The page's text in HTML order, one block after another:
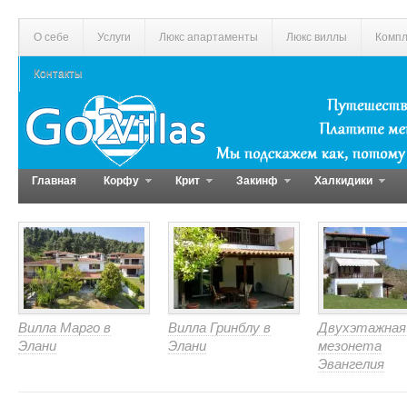
О себе Услуги Люкс апартаменты Люкс виллы
Контакты
Главная Корфу Крит Закинф Халкидики
Вилла Марго в
Элани
Вилла Гринблу в
Элани
Двухэтажная
мезонета
Эвангелия